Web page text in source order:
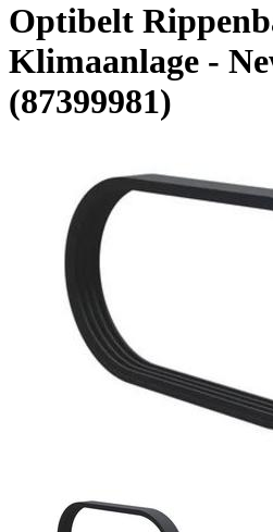
Optibelt
Klimaanlage -
(87399981)